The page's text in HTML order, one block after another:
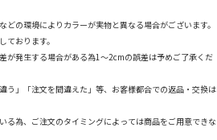
どの環境によりカラーが実物と異なる場合がございます。
ております。
が発生する場合がある為1～2cmの誤差は予めご了承くだ
う」「注文を間違えた」等、お客様都合での返品・交換は
る為、ご注文のタイミングによっては商品をご用意できな